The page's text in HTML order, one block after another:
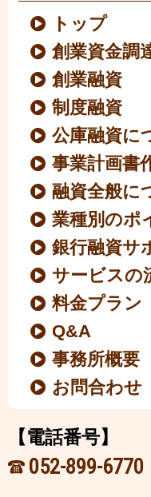
トップ
創業資金調
創業融資
制度融資
公庫融資に
事業計画書
融資全般に
業種別のポ
銀行融資サ
サービスの
料金プラン
Q&A
事務所概要
お問合わせ
【電話番号】
052-899-6770